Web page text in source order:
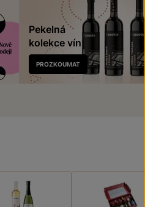
Pekelná
kolekce vín
PROZKOUMAT